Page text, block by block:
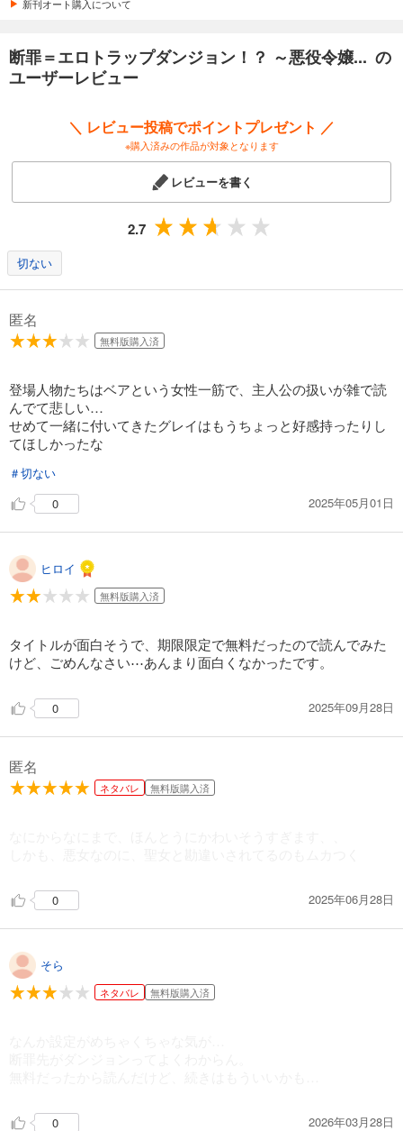
新刊オート購入について
断罪＝エロトラップダンジョン！？ ～悪役令嬢... の
ユーザーレビュー
＼ レビュー投稿でポイントプレゼント ／
※購入済みの作品が対象となります
レビューを書く
2.7
切ない
匿名
無料版購入済
登場人物たちはベアという女性一筋で、主人公の扱いが雑で読
んでて悲しい…
せめて一緒に付いてきたグレイはもうちょっと好感持ったりし
てほしかったな
＃切ない
0
2025年05月01日
ヒロイ
無料版購入済
タイトルが面白そうで、期限限定で無料だったので読んでみた
けど、ごめんなさい⋯あんまり面白くなかったです。
0 2025年09月28日
匿名
ネタバレ 無料版購入済
0 2025年06月28日
そら
ネタバレ 無料版購入済
0 2026年03月28日